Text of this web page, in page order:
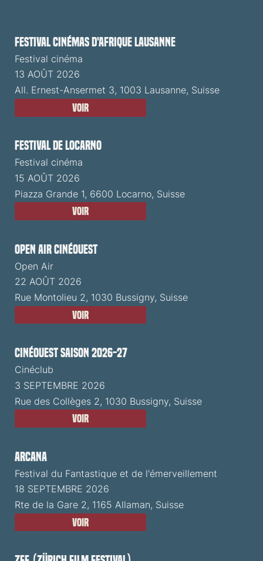
Festival cinémas d'Afrique Lausanne
Festival cinéma
13 AOÛT 2026
All. Ernest-Ansermet 3, 1003 Lausanne, Suisse
Voir
Festival de Locarno
Festival cinéma
15 AOÛT 2026
Piazza Grande 1, 6600 Locarno, Suisse
Voir
Open Air CinéOuest
Open Air
22 AOÛT 2026
Rue Montolieu 2, 1030 Bussigny, Suisse
Voir
CinéOuest Saison 2026-27
Cinéclub
3 SEPTEMBRE 2026
Rue des Collèges 2, 1030 Bussigny, Suisse
Voir
ARCANA
Festival du Fantastique et de l'émerveillement
18 SEPTEMBRE 2026
Rte de la Gare 2, 1165 Allaman, Suisse
Voir